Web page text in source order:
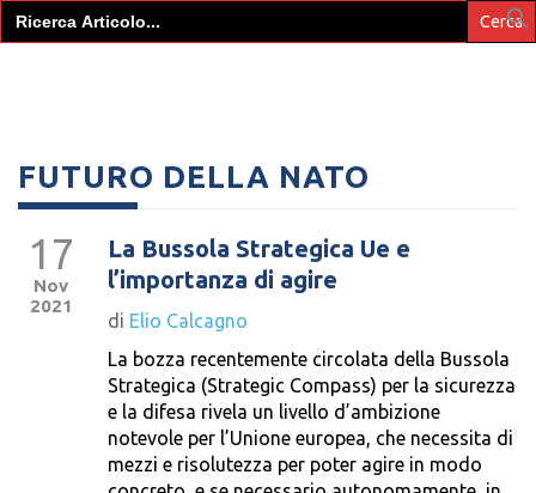
Search
for:
FUTURO DELLA NATO
17
Nov
2021
La Bussola Strategica Ue e
l’importanza di agire
di Elio Calcagno
La bozza recentemente circolata della Bussola
Strategica (Strategic Compass) per la sicurezza
e la difesa rivela un livello d’ambizione
notevole per l’Unione europea, che necessita di
mezzi e risolutezza per poter agire in modo